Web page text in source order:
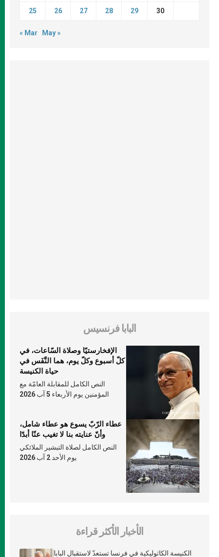
25 26 27 28 29 30
« Mar May »
البابا فرنسيس
الإفخارستيّا وصلاة السّاعات، في
كلّ أسبوع وكلّ يوم، هما النَّفَس في
حياة الكنيسة
النص الكامل للمقابلة العامّة مع
المؤمنين يوم الأربعاء 5 آب 2026
عطاء الرّبّ يسوع هو عطاء شامل،
وأنّ عنايته بنا لا تغيب عنّا أبدًا
النص الكامل لصلاة التبشير الملائكي
يوم الأحد 2 آب 2026
الأخبار الأكثر قراءة
الكنيسة الكاثوليكية في فرنسا تستعدّ لاستقبال البابا